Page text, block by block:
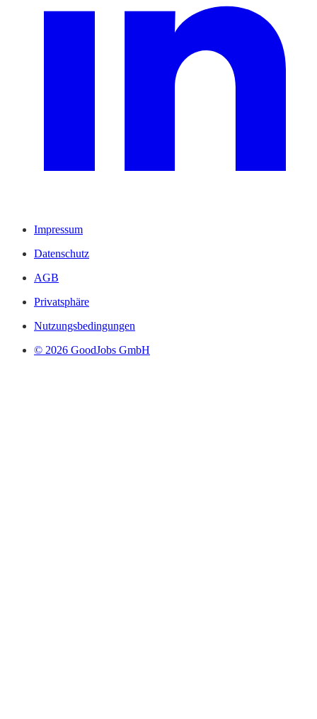
Impressum
Datenschutz
AGB
Privatsphäre
Nutzungsbedingungen
© 2026 GoodJobs GmbH